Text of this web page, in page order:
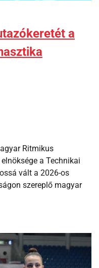
a
Ritmikus
a Technikai
vált a 2026-os
szereplő magyar